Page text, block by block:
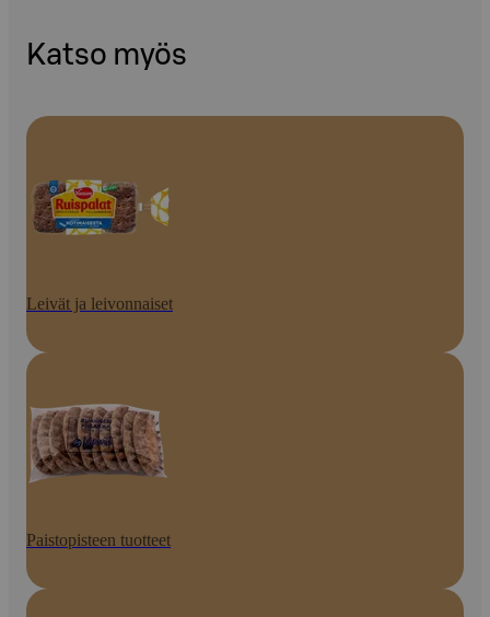
Katso myös
Leivät ja leivonnaiset
Paistopisteen tuotteet